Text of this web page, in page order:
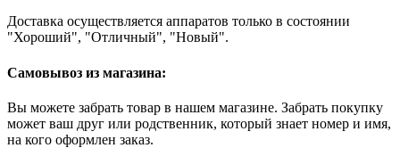
Доставка осуществляется аппаратов только в состоянии
"Хороший", "Отличный", "Новый".
Самовывоз из магазина:
Вы можете забрать товар в нашем магазине. Забрать покупку
может ваш друг или родственник, который знает номер и имя,
на кого оформлен заказ.